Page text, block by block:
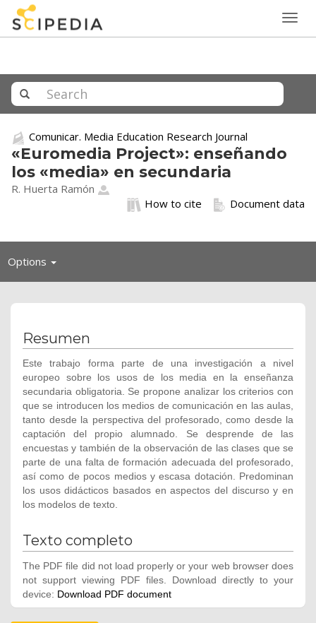
Comunicar. Media Education Research Journal
«Euromedia Project»: enseñando
los «media» en secundaria
R. Huerta Ramón
Document data
How to cite
Options Toggle
Resumen
Este trabajo forma parte de una investigación a nivel
europeo sobre los usos de los media en la enseñanza
secundaria obligatoria. Se propone analizar los criterios con
que se introducen los medios de comunicación en las aulas,
tanto desde la perspectiva del profesorado, como desde la
captación del propio alumnado. Se desprende de las
encuestas y también de la observación de las clases que se
parte de una falta de formación adecuada del profesorado,
así como de pocos medios y escasa dotación. Predominan
los usos didácticos basados en aspectos del discurso y en
los modelos de texto.
Texto completo
The PDF file did not load properly or your web browser does
not support viewing PDF files. Download directly to your
device: Download PDF document